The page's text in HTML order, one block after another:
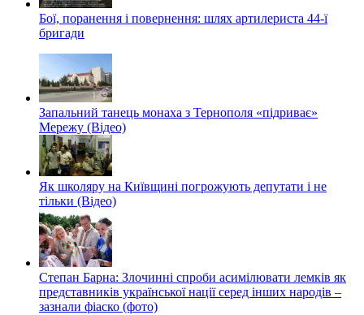
Бої, поранення і повернення: шлях артилериста 44-ї
бригади
Запальний танець монаха з Тернополя «підриває»
Мережу (Відео)
Як школяру на Київщині погрожують депутати і не
тільки (Відео)
Степан Барна: Злочинні спроби асимілювати лемків як
представників української нації серед інших народів –
зазнали фіаско (фото)